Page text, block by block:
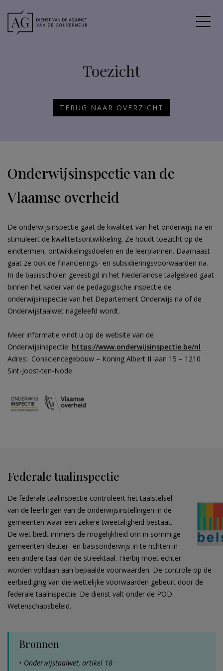
Toezicht
TERUG NAAR OVERZICHT
Onderwijsinspectie van de
Vlaamse overheid
De onderwijsinspectie gaat de kwaliteit van het onderwijs na en
stimuleert de kwaliteitsontwikkeling. Ze houdt toezicht op de
eindtermen, ontwikkelingsdoelen en de leerplannen. Daarnaast
gaat ze ook de financierings- en subsidiëringsvoorwaarden na.
In de basisscholen gevestigd in het Nederlandse taalgebied gaat
binnen het kader van de pedagogische inspectie de
onderwijsinspectie van het Departement Onderwijs na of de
Onderwijstaalwet nageleefd wordt.
Meer informatie vindt u op de website van de
Onderwijsinspectie: https://www.onderwijsinspectie.be/nl
Adres: Consciencegebouw – Koning Albert II laan 15 – 1210
Sint-Joost-ten-Node
Federale taalinspectie
De federale taalinspectie controleert het taalstelsel
van de leerlingen van de onderwijsinstellingen in de
gemeenten waar een zekere tweetaligheid bestaat.
De wet biedt immers de mogelijkheid om in sommige
gemeenten kleuter- en basisonderwijs in te richten in
een andere taal dan de streektaal. Hierbij moet echter
worden voldaan aan bepaalde voorwaarden. De controle op de
eerbiediging van die wettelijke voorwaarden gebeurt door de
federale taalinspectie. De dienst valt onder de POD
Wetenschapsbeleid.
Bronnen
Onderwijstaalwet, artikel 18